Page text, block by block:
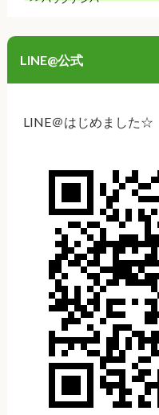
LINE@公式
LINE＠はじめました☆